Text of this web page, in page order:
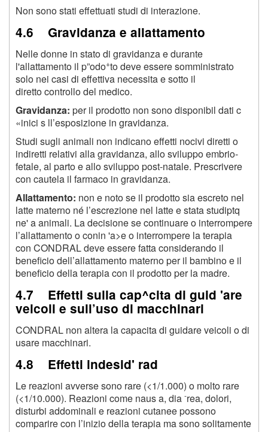
Non sono stati effettuati studi di interazione.
4.6 Gravidanza e allattamento
Nelle donne in stato di gravidanza e durante
l'allattamento il p”odo+to deve essere somministrato
solo nei casi di effettiva necessita e sotto il
diretto controllo del medico.
Gravidanza: per il prodotto non sono disponibil dati c
«inici s ll’esposizione in gravidanza.
Studi sugli animali non indicano effetti nocivi diretti o
indiretti relativi alla gravidanza, allo sviluppo embrio-
fetale, al parto e allo sviluppo post-natale. Prescrivere
con cautela il farmaco in gravidanza.
Allattamento: non e noto se il prodotto sia escreto nel
latte materno né l’escrezione nel latte e stata studiptq
ne' a animali. La decisione se continuare o interrompere
l’allattamento o conin 'a>e o interrompere la terapia
con CONDRAL deve essere fatta considerando il
beneficio dell’allattamento materno per il bambino e il
beneficio della terapia con il prodotto per la madre.
4.7 Effetti sulla cap^cita di guid 'are
veicoli e sull’uso di macchinari
CONDRAL non altera la capacita di guidare veicoli o di
usare macchinari.
4.8 Effetti indesid' rad
Le reazioni avverse sono rare (<1/1.000) o molto rare
(<1/10.000). Reazioni come naus a, dia -rea, dolori,
disturbi addominali e reazioni cutanee possono
comparire con l’inizio della terapia ma sono solitamente